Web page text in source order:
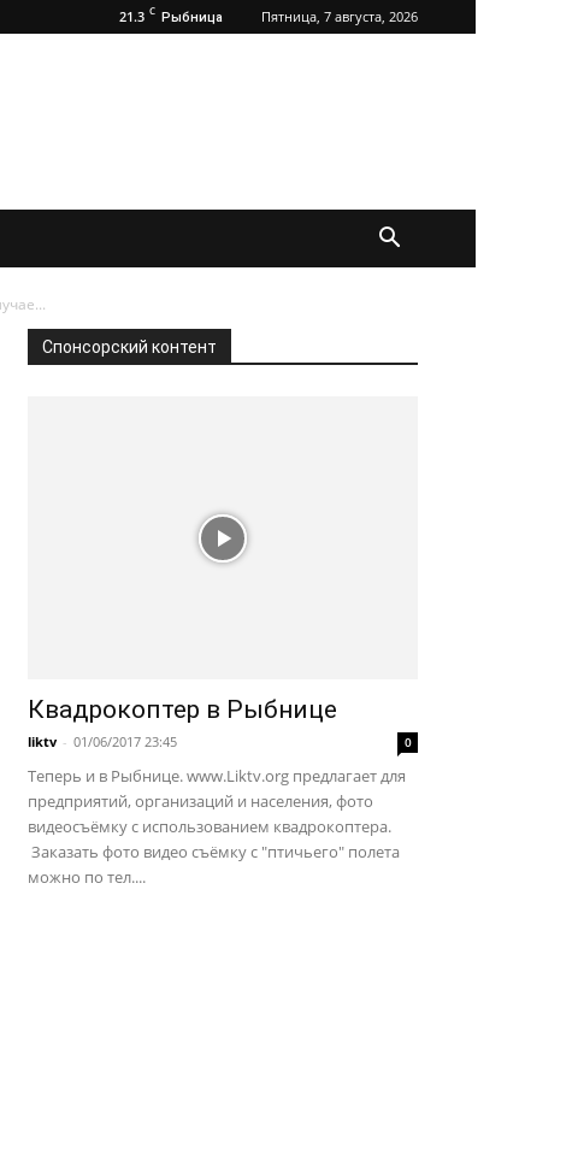
21.3 C Рыбница Пятница, 7 августа, 2026
Спонсорский контент
Квадрокоптер в Рыбнице
liktv - 01/06/2017 23:45 0
Теперь и в Рыбнице. www.Liktv.org предлагает для
предприятий, организаций и населения, фото
видеосъёмку с использованием квадрокоптера.
Заказать фото видео съёмку с "птичьего" полета
можно по тел....